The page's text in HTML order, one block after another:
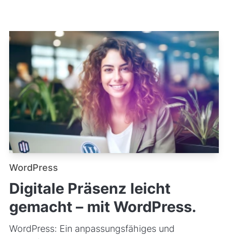
WordPress
Digitale Präsenz leicht
gemacht – mit WordPress.
WordPress: Ein anpassungsfähiges und